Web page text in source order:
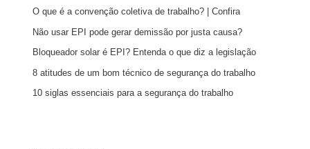
O que é a convenção coletiva de trabalho? | Confira
Não usar EPI pode gerar demissão por justa causa?
Bloqueador solar é EPI? Entenda o que diz a legislação
8 atitudes de um bom técnico de segurança do trabalho
10 siglas essenciais para a segurança do trabalho